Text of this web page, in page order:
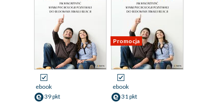
ebook
39 pkt
Promocja
ebook
31 pkt